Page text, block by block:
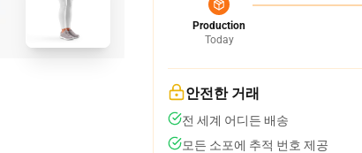
Production
Today
안전한 거래
전 세계 어디든 배송
모든 소포에 추적 번호 제공